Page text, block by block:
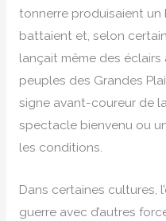
tonnerre produisaient un
battaient et, selon
lançait même des éclairs
peuples des Grandes
signe avant-coureur de
spectacle bienvenu ou
les conditions.
Dans certaines cultures,
guerre avec d’autres